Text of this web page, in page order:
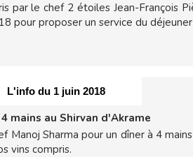
par le chef 2 étoiles Jean-François
pour proposer un service du
L'info du 1 juin 2018
mains au Shirvan d'Akrame
Sharma pour un dîner à 4
vins compris.